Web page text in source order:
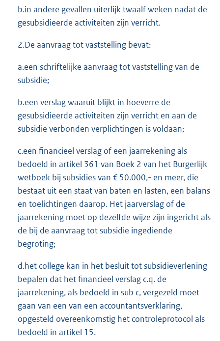
b.in andere gevallen uiterlijk twaalf weken nadat de
gesubsidieerde activiteiten zijn verricht.
2.De aanvraag tot vaststelling bevat:
a.een schriftelijke aanvraag tot vaststelling van de
subsidie;
b.een verslag waaruit blijkt in hoeverre de
gesubsidieerde activiteiten zijn verricht en aan de
subsidie verbonden verplichtingen is voldaan;
c.een financieel verslag of een jaarrekening als
bedoeld in artikel 361 van Boek 2 van het Burgerlijk
wetboek bij subsidies van € 50.000,- en meer, die
bestaat uit een staat van baten en lasten, een balans
en toelichtingen daarop. Het jaarverslag of de
jaarrekening moet op dezelfde wijze zijn ingericht als
de bij de aanvraag tot subsidie ingediende
begroting;
d.het college kan in het besluit tot subsidieverlening
bepalen dat het financieel verslag c.q. de
jaarrekening, als bedoeld in sub c, vergezeld moet
gaan van een van een accountantsverklaring,
opgesteld overeenkomstig het controleprotocol als
bedoeld in artikel 15.